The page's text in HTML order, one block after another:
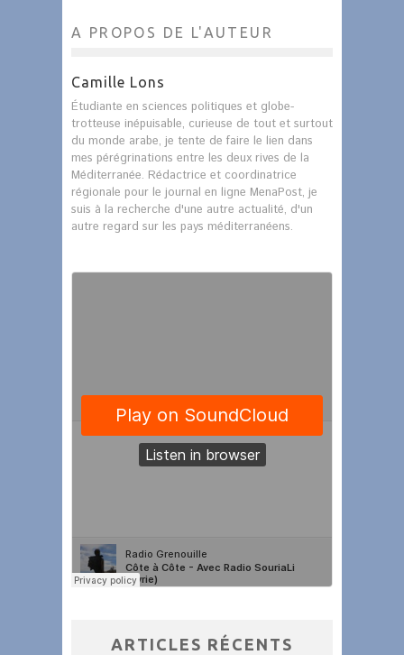
A PROPOS DE L'AUTEUR
Camille Lons
Étudiante en sciences politiques et globe-
trotteuse inépuisable, curieuse de tout et surtout
du monde arabe, je tente de faire le lien dans
mes pérégrinations entre les deux rives de la
Méditerranée. Rédactrice et coordinatrice
régionale pour le journal en ligne MenaPost, je
suis à la recherche d'une autre actualité, d'un
autre regard sur les pays méditerranéens.
ARTICLES RÉCENTS